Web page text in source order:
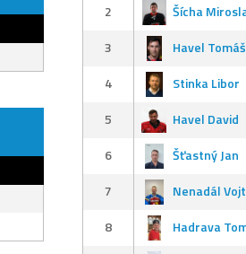
2
Šícha
3
Havel Tomáš
4
Stinka Libor
5
Havel David
6
Šťastný Jan
7
Nenadál
8
Hadrava